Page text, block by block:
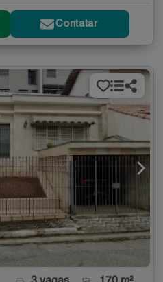
Contatar